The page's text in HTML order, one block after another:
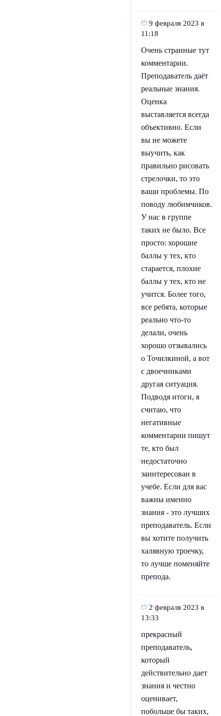
9 февраля 2023 в
11:18
Очень странные тут
комментарии.
Преподаватель даёт
реальные знания.
Оценка
выставляется всегда
объективно. Если
вы не можете
выучить, как
правильно рисовать
стрелочки, то это
ваши проблемы. По
поводу любимчиков.
У нас в группе
таких не было. Все
просто: хорошие
баллы у тех, кто
старается, плохие
баллы у тех, кто не
учится. Более того,
все ребята, которые
реально что-то
делали, очень
хорошо отзывались
о Точилкиной, а вот
с двоечниками
другая ситуация.
Подводя итоги, я
считаю, что
негативные
комментарии пишут
те, кто был
недостаточно
заинтересован в
учебе. Если для вас
важны именно
знания - это лучших
преподаватель. Если
вы хотите получить
халявную троечку,
то лучше поменяйте
препода.
2 февраля 2023 в
13:33
прекрасный
преподаватель,
который
действительно дает
знания и честно
оценивает,
побольше бы таких,